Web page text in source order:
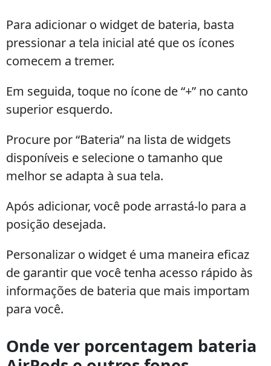
Para adicionar o widget de bateria, basta
pressionar a tela inicial até que os ícones
comecem a tremer.
Em seguida, toque no ícone de “+” no canto
superior esquerdo.
Procure por “Bateria” na lista de widgets
disponíveis e selecione o tamanho que
melhor se adapta à sua tela.
Após adicionar, você pode arrastá-lo para a
posição desejada.
Personalizar o widget é uma maneira eficaz
de garantir que você tenha acesso rápido às
informações de bateria que mais importam
para você.
Onde ver porcentagem bateria